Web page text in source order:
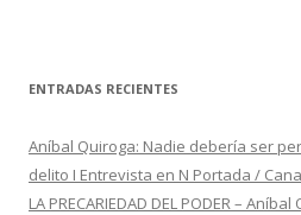
ENTRADAS RECIENTES
Aníbal Quiroga: Nadie debería ser
delito I Entrevista en N Portada /
LA PRECARIEDAD DEL PODER –